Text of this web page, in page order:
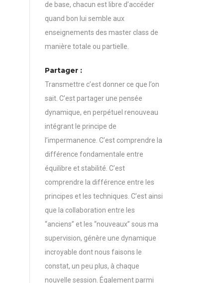
de base, chacun est libre d’accéder
quand bon lui semble aux
enseignements des master class de
manière totale ou partielle.
Partager :
Transmettre c’est donner ce que l’on
sait. C’est partager une pensée
dynamique, en perpétuel renouveau
intégrant le principe de
l’impermanence. C’est comprendre la
différence fondamentale entre
équilibre et stabilité. C’est
comprendre la différence entre les
principes et les techniques. C’est ainsi
que la collaboration entre les
“anciens” et les “nouveaux” sous ma
supervision, génère une dynamique
incroyable dont nous faisons le
constat, un peu plus, à chaque
nouvelle session. Également parmi